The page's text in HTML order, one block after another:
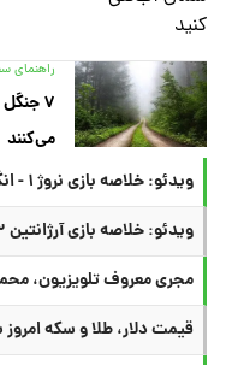
راهنمای
۷
می‌کنند
ویدئو: خلاصه بازی نروژ ۱ - انگلیس ۲
ویدئو: خلاصه بازی آرژانتین ۳ - سوئیس ۱
مجری معروف تلویزیون،
قیمت دلار، طلا و سکه امروز شنبه